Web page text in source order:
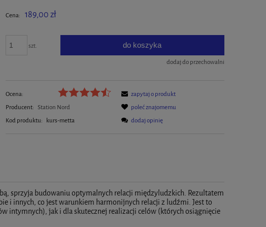
ewentualnych kosztów płatności
Cena: 189,00 zł
szt. do koszyka
dodaj do przechowalni
Ocena:
Producent: Station Nord
Kod produktu: kurs-metta
zapytaj o produkt
poleć znajomemu
dodaj opinię
sprzyja budowaniu optymalnych relacji międzyludzkich. Rezultatem
i innych, co jest warunkiem harmonijnych relacji z ludźmi. Jest to
intymnych), jak i dla skutecznej realizacji celów (których osiągnięcie